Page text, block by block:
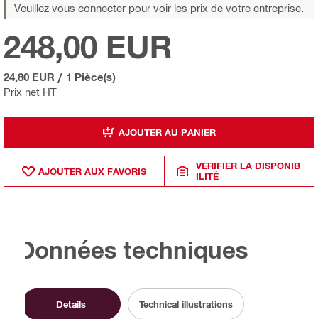
Veuillez vous connecter pour voir les prix de votre entreprise.
Prix net HT
248,00 EUR
24,80 EUR / 1 Pièce(s)
AJOUTER AU PANIER
AJOUTER AUX FAVORIS
VÉRIFIER LA DISPONIB
ILITÉ
Données techniques
Details Technical illustrations